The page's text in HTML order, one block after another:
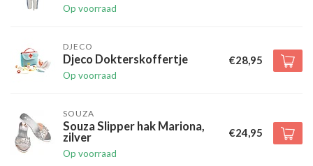
Op voorraad
DJECO
Djeco Dokterskoffertje
Op voorraad
€28,95
SOUZA
Souza Slipper hak Mariona,
zilver
Op voorraad
€24,95